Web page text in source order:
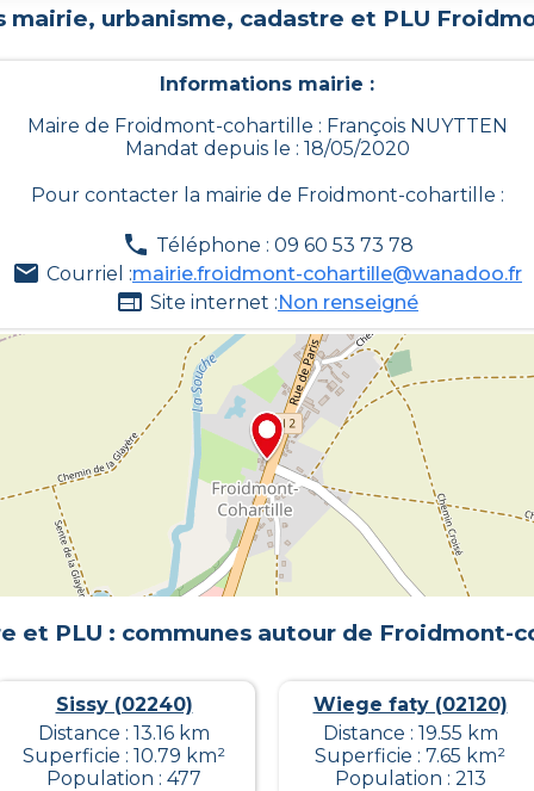
urbanisme, cadastre et PLU
Informations mairie :
Maire de Froidmont-cohartille : François NUYTTEN
Mandat depuis le : 18/05/2020
Pour contacter la mairie de Froidmont-cohartille :
Téléphone : 09 60 53 73 78
Courriel :mairie.froidmont-cohartille@wanadoo.fr
Site internet :Non renseigné
et PLU : communes autour de Froidmont-
Sissy (02240)
Distance : 13.16 km
Superficie : 10.79 km²
Population : 477
Wiege faty (02120)
Distance : 19.55 km
Superficie : 7.65 km²
Population : 213